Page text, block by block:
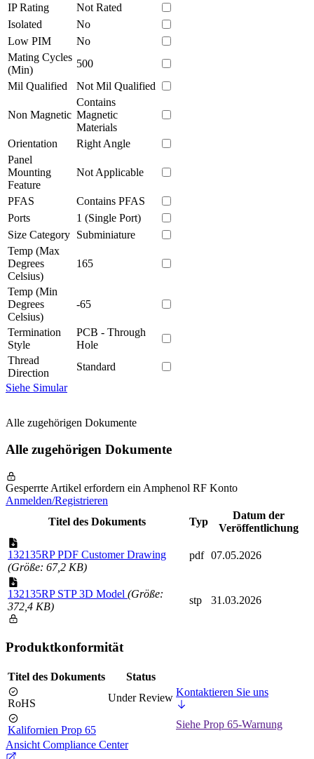
IP Rating
Not Rated
Isolated
No
Low PIM
No
Mating Cycles
(Min)
500
Mil Qualified
Not Mil Qualified
Non Magnetic
Contains
Magnetic
Materials
Orientation
Right Angle
Panel
Mounting
Feature
Not Applicable
PFAS
Contains PFAS
Ports
1 (Single Port)
Size Category Subminiature
Temp (Max
Degrees
Celsius)
165
Temp (Min
Degrees
Celsius)
-65
Termination
Style
PCB - Through
Hole
Thread
Direction
Standard
Siehe Simular
Alle zugehörigen Dokumente
Alle zugehörigen Dokumente
Gesperrte Artikel erfordern ein Amphenol RF Konto
Anmelden/Registrieren
Titel des Dokuments
Typ
Datum der
Veröffentlichung
132135RP PDF Customer Drawing
(Größe: 67,2 KB)
pdf 07.05.2026
132135RP STP 3D Model (Größe:
372,4 KB)
stp 31.03.2026
Produktkonformität
Titel des Dokuments Status
RoHS Under Review Kontaktieren Sie uns
Kalifornien Prop 65
Siehe Prop 65-Warnung
Ansicht Compliance Center